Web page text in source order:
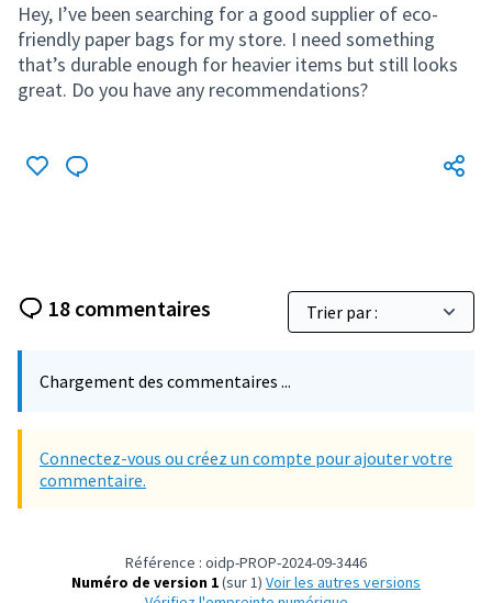
Hey, I’ve been searching for a good supplier of eco-
friendly paper bags for my store. I need something
that’s durable enough for heavier items but still looks
great. Do you have any recommendations?
18 commentaires
Chargement des commentaires ...
Connectez-vous ou créez un compte pour ajouter votre
commentaire.
Référence : oidp-PROP-2024-09-3446
Numéro de version 1(sur 1)
voir les autres versions